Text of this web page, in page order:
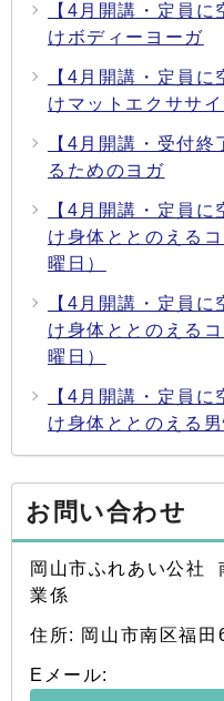
【4月開講・定員
けボディーヨーガ
【4月開講・定員
けマットエクササ
【4月開講・受付
るためのヨガ
【4月開講・定員
け身体ととのえる
曜日）
【4月開講・定員
け身体ととのえる
曜日）
【4月開講・定員
け身体ととのえる
お問い合わせ
岡山市ふれあい公社
業係
住所: 岡山市南区福田
Eメール: